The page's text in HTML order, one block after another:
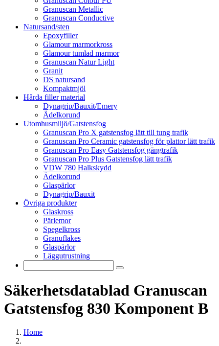
Granuscan Metallic
Granuscan Conductive
Natursand/sten
Epoxyfiller
Glamour marmorkross
Glamour tumlad marmor
Granuscan Natur Light
Granit
DS natursand
Kompaktmjöl
Hårda filler material
Dynagrip/Bauxit/Emery
Ädelkorund
Utomhusmiljö/Gatstensfog
Granuscan Pro X gatstensfog lätt till tung trafik
Granuscan Pro Ceramic gatstensfog för plattor lätt trafik
Granuscan Pro Easy Gatstensfog gångtrafik
Granuscan Pro Plus Gatstensfog lätt trafik
VDW 780 Halkskydd
Ädelkorund
Glaspärlor
Dynagrip/Bauxit
Övriga produkter
Glaskross
Pärlemor
Spegelkross
Granuflakes
Glaspärlor
Läggutrustning
Säkerhetsdatablad Granuscan
Gatstensfog 830 Komponent B
Home